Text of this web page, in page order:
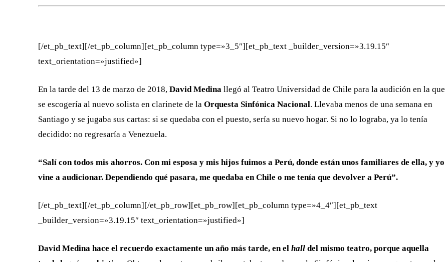
[/et_pb_text][/et_pb_column][et_pb_column type=»3_5″][et_pb_text _builder_version=»3.19.15″
text_orientation=»justified»]
En la tarde del 13 de marzo de 2018, David Medina llegó al Teatro Universidad de Chile para la audición en la que
se escogería al nuevo solista en clarinete de la Orquesta Sinfónica Nacional. Llevaba menos de una semana en
Santiago y se jugaba sus cartas: si se quedaba con el puesto, sería su nuevo hogar. Si no lo lograba, ya lo tenía
decidido: no regresaría a Venezuela.
“Salí con todos mis ahorros. Con mi esposa y mis hijos fuimos a Perú, donde están unos familiares de ella, y yo
vine a audicionar. Dependiendo qué pasara, me quedaba en Chile o me tenía que devolver a Perú”.
[/et_pb_text][/et_pb_column][/et_pb_row][et_pb_row][et_pb_column type=»4_4″][et_pb_text
_builder_version=»3.19.15″ text_orientation=»justified»]
David Medina hace el recuerdo exactamente un año más tarde, en el hall del mismo teatro, porque aquella